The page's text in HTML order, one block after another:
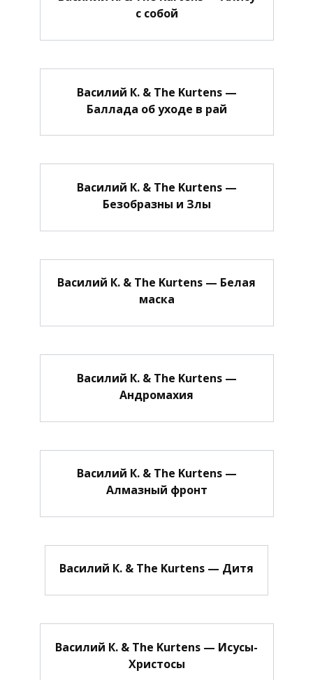
с собой
Василий К. & The Kurtens —
Баллада об уходе в рай
Василий К. & The Kurtens —
Безобразны и Злы
Василий К. & The Kurtens — Белая
маска
Василий К. & The Kurtens —
Андромахия
Василий К. & The Kurtens —
Алмазный фронт
Василий К. & The Kurtens — Дитя
Василий К. & The Kurtens — Исусы-
Христосы